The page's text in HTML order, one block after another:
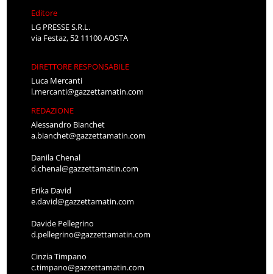
Editore
LG PRESSE S.R.L.
via Festaz, 52 11100 AOSTA
DIRETTORE RESPONSABILE
Luca Mercanti
l.mercanti@gazzettamatin.com
REDAZIONE
Alessandro Bianchet
a.bianchet@gazzettamatin.com
Danila Chenal
d.chenal@gazzettamatin.com
Erika David
e.david@gazzettamatin.com
Davide Pellegrino
d.pellegrino@gazzettamatin.com
Cinzia Timpano
c.timpano@gazzettamatin.com